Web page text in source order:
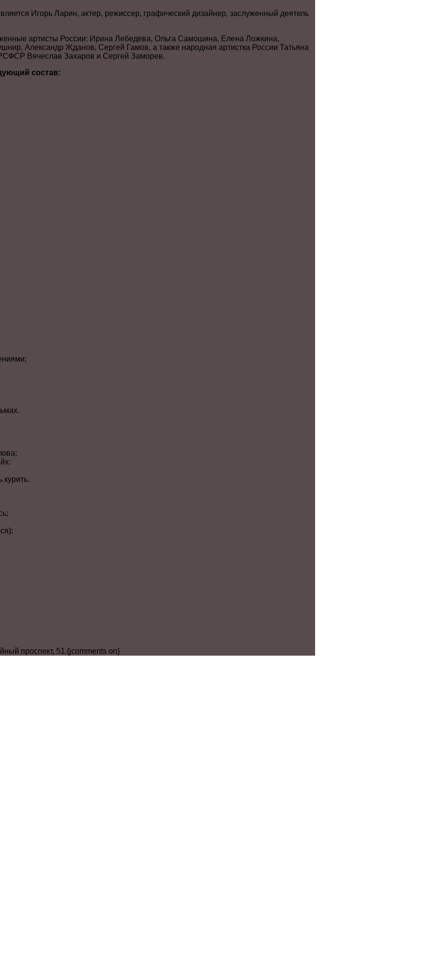
Игорь Ларин, актер, режиссер, графический дизайнер, заслуженный деятель
артисты России: Ирина Лебедева, Ольга Самошина, Елена Ложкина,
Александр Жданов, Сергей Гамов, а также народная артистка России Татьяна
Вячеслав Захаров и Сергей Заморев.
состав:
курить.
проспект, 51.{jcomments on}